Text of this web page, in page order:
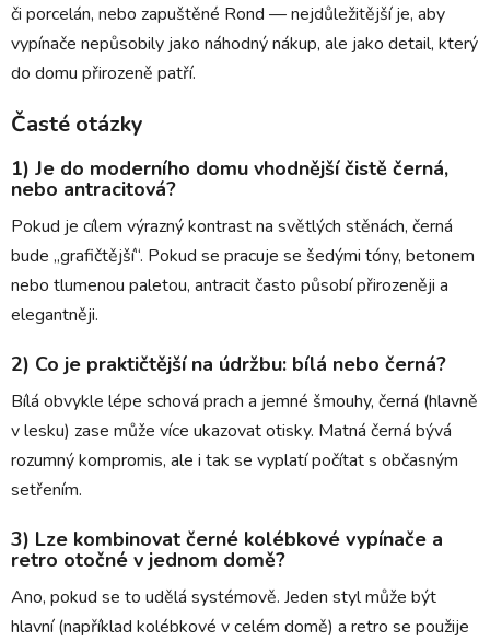
či porcelán, nebo zapuštěné Rond — nejdůležitější je, aby
vypínače nepůsobily jako náhodný nákup, ale jako detail, který
do domu přirozeně patří.
Časté otázky
1) Je do moderního domu vhodnější čistě černá,
nebo antracitová?
Pokud je cílem výrazný kontrast na světlých stěnách, černá
bude „grafičtější“. Pokud se pracuje se šedými tóny, betonem
nebo tlumenou paletou, antracit často působí přirozeněji a
elegantněji.
2) Co je praktičtější na údržbu: bílá nebo černá?
Bílá obvykle lépe schová prach a jemné šmouhy, černá (hlavně
v lesku) zase může více ukazovat otisky. Matná černá bývá
rozumný kompromis, ale i tak se vyplatí počítat s občasným
setřením.
3) Lze kombinovat černé kolébkové vypínače a
retro otočné v jednom domě?
Ano, pokud se to udělá systémově. Jeden styl může být
hlavní (například kolébkové v celém domě) a retro se použije